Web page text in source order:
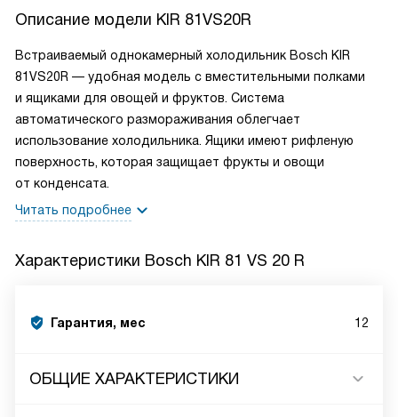
Описание модели KIR 81VS20R
Встраиваемый однокамерный холодильник Bosch KIR
81VS20R — удобная модель с вместительными полками
и ящиками для овощей и фруктов. Система
автоматического размораживания облегчает
использование холодильника. Ящики имеют рифленую
поверхность, которая защищает фрукты и овощи
от конденсата.
Читать подробнее
Характеристики Bosch KIR 81 VS 20 R
Гарантия, мес 12
ОБЩИЕ ХАРАКТЕРИСТИКИ